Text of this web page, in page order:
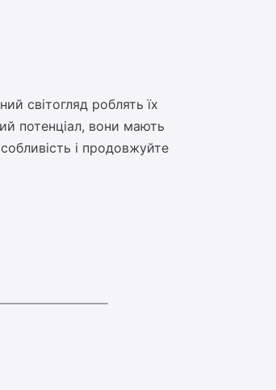
світогляд роблять їх
потенціал, вони мають
і продовжуйте